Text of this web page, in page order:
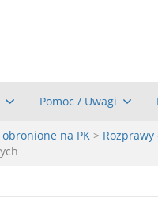
Pomoc / Uwagi
na PK >